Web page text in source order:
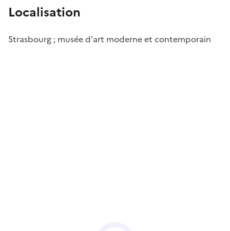
Localisation
Strasbourg ; musée d'art moderne et contemporain